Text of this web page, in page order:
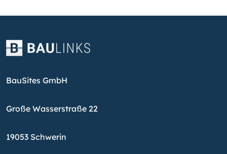
BauSites GmbH
Große Wasserstraße 22
19053 Schwerin